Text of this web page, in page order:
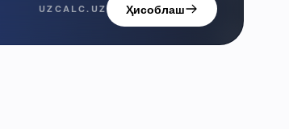
UZCALC.UZ Ҳисоблаш